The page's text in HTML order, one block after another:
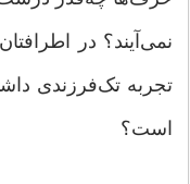
نمی‌آیند؟ در
تجربه تک‌فرزندی
است؟